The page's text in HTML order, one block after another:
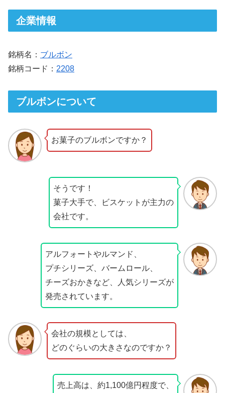
企業情報
銘柄名： ブルボン
銘柄コード： 2208
ブルボンについて
お菓子のブルボンですか？
そうです！
菓子大手で、ビスケットが主力の
会社です。
アルフォートやルマンド、
プチシリーズ、バームロール、
チーズおかきなど、人気シリーズが
発売されています。
会社の規模としては、
どのぐらいの大きさなのですか？
売上高は、約1,100億円程度で、